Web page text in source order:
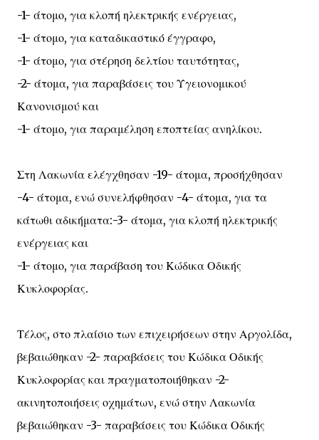
-1- άτομο, για κλοπή ηλεκτρικής ενέργειας,
-1- άτομο, για καταδικαστικό έγγραφο,
-1- άτομο, για στέρηση δελτίου ταυτότητας,
-2- άτομα, για παραβάσεις του Υγειονομικού
Κανονισμού και
-1- άτομο, για παραμέληση εποπτείας ανηλίκου.
Στη Λακωνία ελέγχθησαν -19- άτομα, προσήχθησαν
-4- άτομα, ενώ συνελήφθησαν -4- άτομα, για τα
κάτωθι αδικήματα:-3- άτομα, για κλοπή ηλεκτρικής
ενέργειας και
-1- άτομο, για παράβαση του Κώδικα Οδικής
Κυκλοφορίας.
Τέλος, στο πλαίσιο των επιχειρήσεων στην Αργολίδα,
βεβαιώθηκαν -2- παραβάσεις του Κώδικα Οδικής
Κυκλοφορίας και πραγματοποιήθηκαν -2-
ακινητοποιήσεις οχημάτων, ενώ στην Λακωνία
βεβαιώθηκαν -3- παραβάσεις του Κώδικα Οδικής